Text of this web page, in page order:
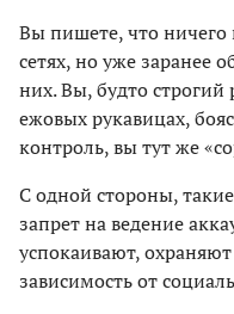
Вы пишете, что ничего
сетях, но уже заранее
них. Вы, будто строгий
ежовых рукавицах,
контроль, вы тут же
С одной стороны,
запрет на ведение
успокаивают,
зависимость от